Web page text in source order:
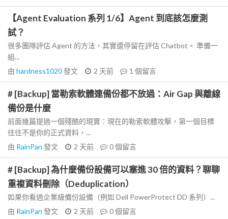
【Agent Evaluation 系列 1/6】Agent 到底該怎麼測
試？
很多團隊評估 Agent 的方法，其實還停留在評估 Chatbot。 準備一
組...
由 hardness1020發文 2 天前 1 個留言
# [Backup] 當勒索軟體連備份都不放過：Air Gap 與離線
備份是什麼
前面幾篇提過一個殘酷的現實：現在的勒索軟體攻擊，第一個目標
往往不是你的正式資料，...
由 RainPan 發文 2 天前 0個留言
# [Backup] 為什麼備份設備可以塞進 30 倍的資料？聊聊
重複資料刪除（Deduplication）
如果你看過企業級備份設備（例如 Dell PowerProtect DD 系列）...
由 RainPan 發文 2 天前 0個留言